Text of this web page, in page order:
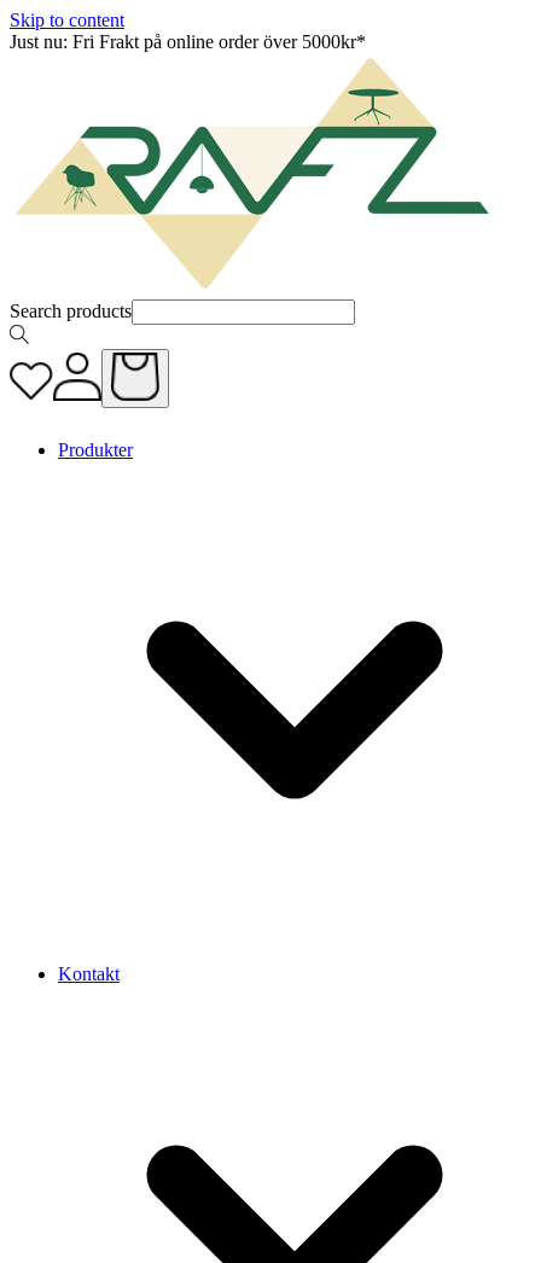
Skip to content
Just nu: Fri Frakt på online order över 5000kr*
Search products
Produkter
Kontakt